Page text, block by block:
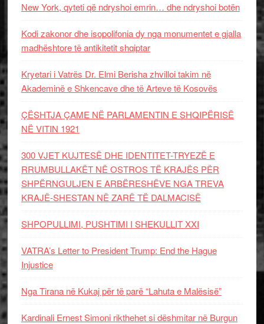
New York, qyteti që ndryshoi emrin… dhe ndryshoi botën
Kodi zakonor dhe isopolifonia dy nga monumentet e gjalla
madhështore të antikitetit shqiptar
Kryetari i Vatrës Dr. Elmi Berisha zhvilloi takim në
Akademinë e Shkencave dhe të Arteve të Kosovës
ÇËSHTJA ÇAME NË PARLAMENTIN E SHQIPËRISË
NË VITIN 1921
300 VJET KUJTESË DHE IDENTITET-TRYEZË E
RRUMBULLAKËT NË OSTROS TË KRAJËS PËR
SHPËRNGULJEN E ARBËRESHËVE NGA TREVA
KRAJË-SHESTAN NË ZARË TË DALMACISË
SHPOPULLIMI, PUSHTIMI I SHEKULLIT XXI
VATRA’s Letter to President Trump: End the Hague
Injustice
Nga Tirana në Kukaj për të parë “Lahuta e Malësisë”
Kardinali Ernest Simoni rikthehet si dëshmitar në Burgun